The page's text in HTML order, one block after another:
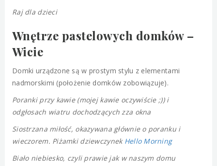
Raj dla dzieci
Wnętrze pastelowych domków –
Wicie
Domki urządzone są w prostym stylu z elementami
nadmorskimi (położenie domków zobowiązuje).
Poranki przy kawie (mojej kawie oczywiście ;)) i
odgłosach wiatru dochodzących zza okna
Siostrzana miłość, okazywana głównie o poranku i
wieczorem. Piżamki dziewczynek Hello Morning
Biało niebiesko, czyli prawie jak w naszym domu